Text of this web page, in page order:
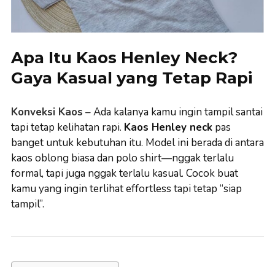
Apa Itu Kaos Henley Neck?
Gaya Kasual yang Tetap Rapi
Konveksi Kaos – Ada kalanya kamu ingin tampil santai
tapi tetap kelihatan rapi. Kaos Henley neck pas
banget untuk kebutuhan itu. Model ini berada di antara
kaos oblong biasa dan polo shirt—nggak terlalu
formal, tapi juga nggak terlalu kasual. Cocok buat
kamu yang ingin terlihat effortless tapi tetap “siap
tampil”.